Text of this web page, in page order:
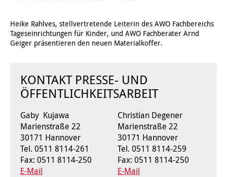
Kindertagesstätte Rosenbergstraße
Kindertagesstätte Schweriner Straße /
Familienzentrum
Kindertagesstätte Sylter Weg
Kindertagesstätte Tresckowstraße
Kindertagesstätte Voltmerstraße
Heike Rahlves, stellvertretende Leiterin des AWO Fachbereichs
Tageseinrichtungen für Kinder, und AWO Fachberater Arnd
Geiger präsentieren den neuen Materialkoffer.
KONTAKT PRESSE- UND
ÖFFENTLICHKEITSARBEIT
Gaby Kujawa
Marienstraße 22
30171 Hannover
Tel. 0511 8114-261
Fax: 0511 8114-250
E-Mail
Christian Degener
Marienstraße 22
30171 Hannover
Tel. 0511 8114-259
Fax: 0511 8114-250
E-Mail